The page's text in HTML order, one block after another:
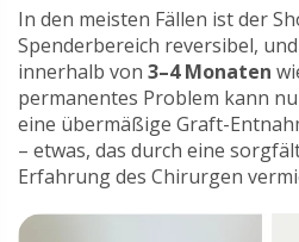
In den meisten Fällen ist der
Spenderbereich reversibel,
innerhalb von 3–4 Monaten
permanentes Problem kann
eine übermäßige Graft-
– etwas, das durch eine
Erfahrung des Chirurgen